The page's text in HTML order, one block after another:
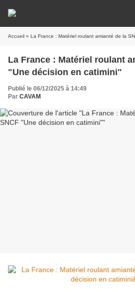
Accueil » La France : Matériel roulant amianté de la
La France : Matériel roulant
"Une décision en catimini"
Publié le 06/12/2025 à 14:49
Par CAVAM